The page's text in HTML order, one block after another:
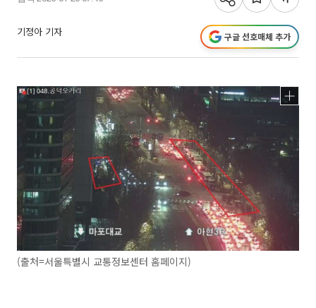
기정아 기자 구글 선호매체 추가
(출처=서울특별시 교통정보센터 홈페이지)